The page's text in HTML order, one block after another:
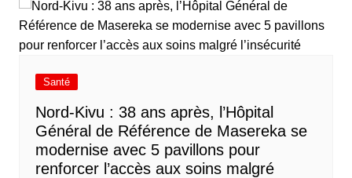
Santé
Nord-Kivu : 38 ans après, l’Hôpital
Général de Référence de Masereka se
modernise avec 5 pavillons pour
renforcer l’accès aux soins malgré